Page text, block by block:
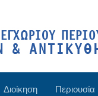
Διοίκηση Περιουσία